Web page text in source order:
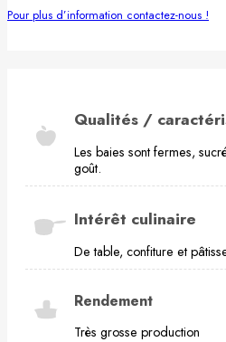
Pour plus d’information contactez-nous !
Qualités /
Les baies sont fermes,
goût.
Intérêt culinaire
De table, confiture et
Rendement
Très grosse production